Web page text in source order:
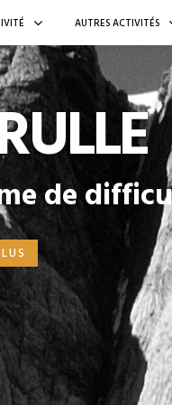
AUTRES ACTIVITÉS
de